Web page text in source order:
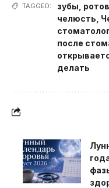
TAGGED: зубы
челюсть
после
делать